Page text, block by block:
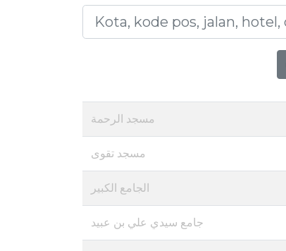
مسجد الرحمة
مسجد تقوى
الجامع الكبير
جامع سيدي علي بن عبيد